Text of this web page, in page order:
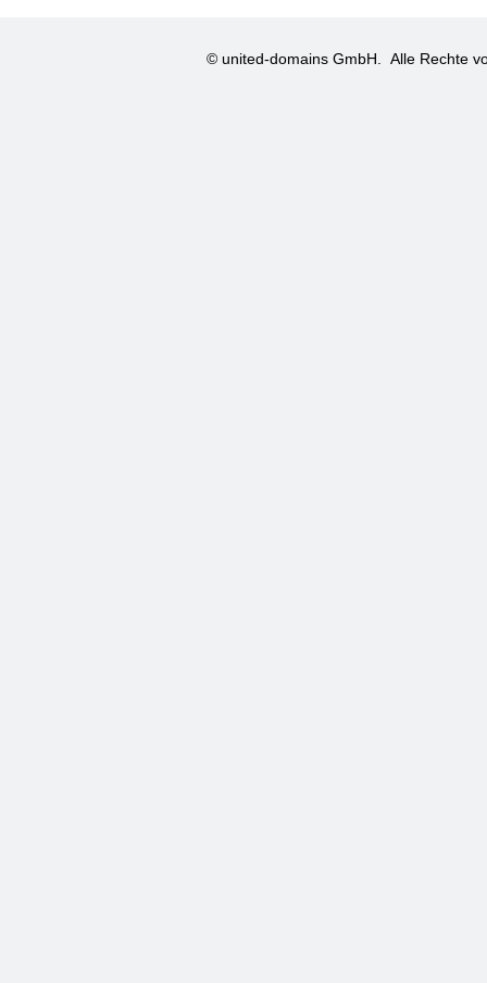
© united-domains GmbH. Alle Rechte